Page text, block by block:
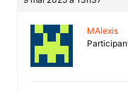
MAlexis